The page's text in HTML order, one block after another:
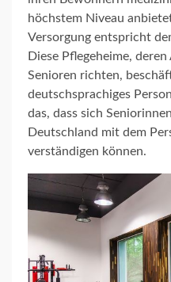
höchstem Niveau
Versorgung entspricht
Diese Pflegeheime,
Senioren richten,
deutschsprachiges
das, dass sich
Deutschland mit dem
verständigen können.